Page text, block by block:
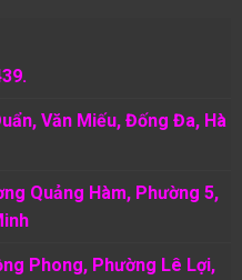
Văn Miếu, Đống Đa, Hà
Quảng Hàm, Phường 5,
Phong, Phường Lê Lợi,